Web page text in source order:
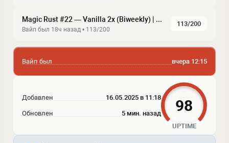
Magic Rust #22 — Vanilla 2x (Biweekly) | Baйп 07.08
Baйп был 18ч нaзaд • 113/200
113/200
Вайп был вчера 12:15
Добавлен 16.05.2025 в 11:18
Обновлен 5 мин. назад 98
UPTIME